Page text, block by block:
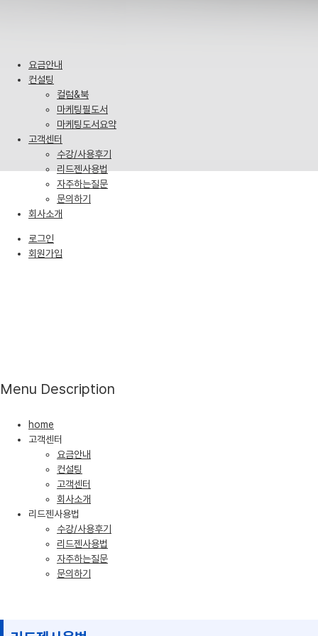
요금안내
컨설팅
컬럼&북
마케팅필도서
마케팅도서요약
고객센터
수강/사용후기
리드젠사용법
자주하는질문
문의하기
회사소개
로그인
회원가입
Menu Description
home
고객센터
요금안내
컨설팅
고객센터
회사소개
리드젠사용법
수강/사용후기
리드젠사용법
자주하는질문
문의하기